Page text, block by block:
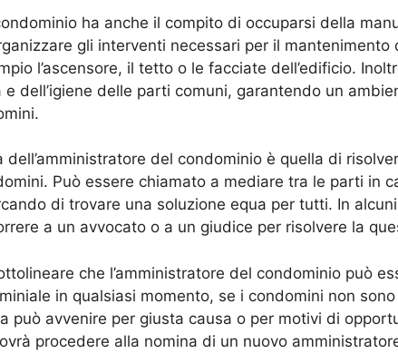
ha anche il compito di occuparsi della
gli interventi necessari per il mantenimento
l’ascensore, il tetto o le facciate dell’edificio.
dell’igiene delle parti comuni, garantendo un
dell’amministratore del condominio è quella di
Può essere chiamato a mediare tra le parti in
di trovare una soluzione equa per tutti. In
a un avvocato o a un giudice per risolvere la
che l’amministratore del condominio può
in qualsiasi momento, se i condomini non
può avvenire per giusta causa o per motivi di
procedere alla nomina di un nuovo